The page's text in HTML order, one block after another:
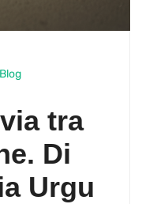
Blog
tra
Di
Urgu